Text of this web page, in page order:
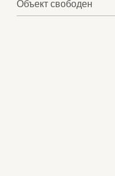
Объект свободен